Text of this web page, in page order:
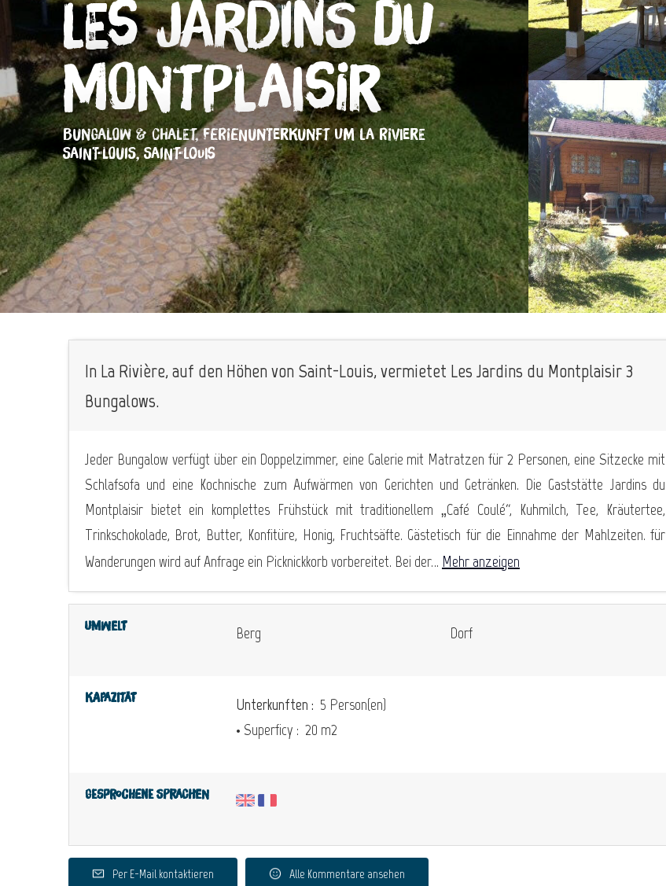
Les Jardins du
Montplaisir
BUNGALOW & CHALET,FERIENUNTERKUNFT UM LA RIVIERE
SAINT-LOUIS, SAINT-LOUIS
In La Rivière, auf den Höhen von Saint-Louis, vermietet Les Jardins du Montplaisir 3
Bungalows.
Jeder Bungalow verfügt über ein Doppelzimmer, eine Galerie mit Matratzen für 2 Personen, eine Sitzecke mit
Schlafsofa und eine Kochnische zum Aufwärmen von Gerichten und Getränken. Die Gaststätte Jardins du
Montplaisir bietet ein komplettes Frühstück mit traditionellem „Café Coulé“, Kuhmilch, Tee, Kräutertee,
Trinkschokolade, Brot, Butter, Konfitüre, Honig, Fruchtsäfte. Gästetisch für die Einnahme der Mahlzeiten. für
Wanderungen wird auf Anfrage ein Picknickkorb vorbereitet. Bei der... Mehr anzeigen
Umwelt Berg Dorf
Kapazität Unterkunften : 5 Person(en)
• Superficy : 20 m2
Gesprochene Sprachen
Per E-Mail kontaktieren Alle Kommentare ansehen